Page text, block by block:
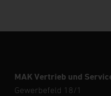
MAK Vertrieb und
Gewerbefeld 18/1